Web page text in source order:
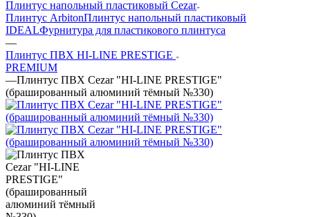
Плинтус напольный пластиковый Cezar
Плинтус ArbitonПлинтус напольный пластиковый
IDEALФурнитура для пластикового плинтуса
—
Плинтус ПВХ HI-LINE PRESTIGE
PREMIUM
—Плинтус ПВХ Cezar "HI-LINE PRESTIGE"
(брашированный алюминий тёмный №330)